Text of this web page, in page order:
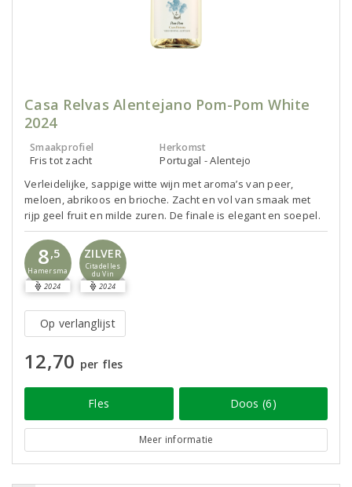
Casa Relvas Alentejano Pom-Pom White
2024
Smaakprofiel
Fris tot zacht
Herkomst
Portugal - Alentejo
Verleidelijke, sappige witte wijn met aroma’s van peer,
meloen, abrikoos en brioche. Zacht en vol van smaak met
rijp geel fruit en milde zuren. De finale is elegant en soepel.
8,5
Hamersma
2024
ZILVER
Citadelles
du Vin
2024
Op verlanglijst
12,70 per fles
Fles Doos (6)
Meer informatie